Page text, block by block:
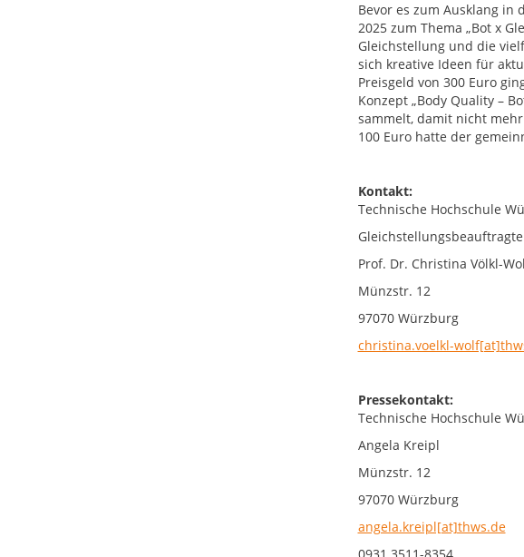
Bevor es zum Ausklang in
2025 zum Thema „Bot x
Gleichstellung und die
sich kreative Ideen für
Preisgeld von 300 Euro
Konzept „Body Quality –
sammelt, damit nicht
100 Euro hatte der
Kontakt:
Technische Hochschule
Gleichstellungsbeauftragte
Prof. Dr. Christina Völkl-
Münzstr. 12
97070 Würzburg
christina.voelkl-
Pressekontakt:
Technische Hochschule
Angela Kreipl
Münzstr. 12
97070 Würzburg
angela.kreipl[at]thws.de